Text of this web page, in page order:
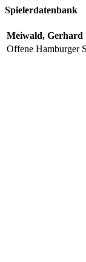
Spielerdatenbank
Meiwald, Gerhard
Offene Hamburger